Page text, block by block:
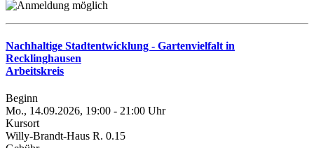
Nachhaltige Stadtentwicklung - Gartenvielfalt in
Recklinghausen
Arbeitskreis
Beginn
Mo., 14.09.2026, 19:00 - 21:00 Uhr
Kursort
Willy-Brandt-Haus R. 0.15